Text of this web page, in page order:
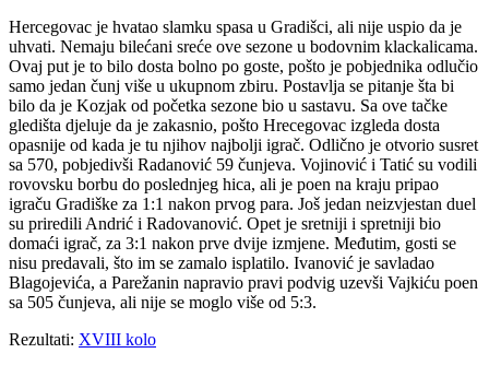
Hercegovac je hvatao slamku spasa u Gradišci, ali nije uspio da je
uhvati. Nemaju bilećani sreće ove sezone u bodovnim klackalicama.
Ovaj put je to bilo dosta bolno po goste, pošto je pobjednika odlučio
samo jedan čunj više u ukupnom zbiru. Postavlja se pitanje šta bi
bilo da je Kozjak od početka sezone bio u sastavu. Sa ove tačke
gledišta djeluje da je zakasnio, pošto Hrecegovac izgleda dosta
opasnije od kada je tu njihov najbolji igrač. Odlično je otvorio susret
sa 570, pobjedivši Radanović 59 čunjeva. Vojinović i Tatić su vodili
rovovsku borbu do poslednjeg hica, ali je poen na kraju pripao
igraču Gradiške za 1:1 nakon prvog para. Još jedan neizvjestan duel
su priredili Andrić i Radovanović. Opet je sretniji i spretniji bio
domaći igrač, za 3:1 nakon prve dvije izmjene. Međutim, gosti se
nisu predavali, što im se zamalo isplatilo. Ivanović je savladao
Blagojevića, a Parežanin napravio pravi podvig uzevši Vajkiću poen
sa 505 čunjeva, ali nije se moglo više od 5:3.
Rezultati: XVIII kolo